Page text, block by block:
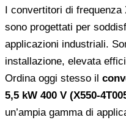
I convertitori di frequenza
sono progettati per
applicazioni industriali.
installazione, elevata
Ordina oggi stesso il
5,5 kW 400 V (X550-
un’ampia gamma di